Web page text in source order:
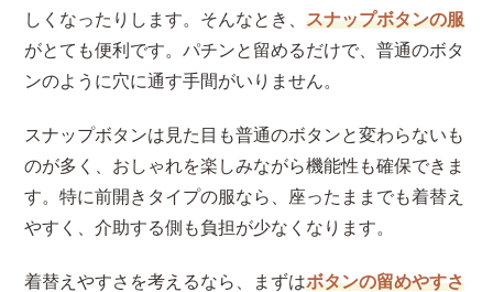
しくなったりします。そんなとき、スナップボタンの服
がとても便利です。パチンと留めるだけで、普通のボタ
ンのように穴に通す手間がいりません。
スナップボタンは見た目も普通のボタンと変わらないも
のが多く、おしゃれを楽しみながら機能性も確保できま
す。特に前開きタイプの服なら、座ったままでも着替え
やすく、介助する側も負担が少なくなります。
着替えやすさを考えるなら、まずはボタンの留めやすさ